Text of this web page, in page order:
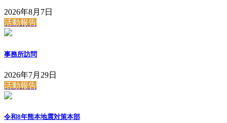
2026年8月7日
活動報告
事務所訪問
2026年7月29日
活動報告
令和8年熊本地震対策本部